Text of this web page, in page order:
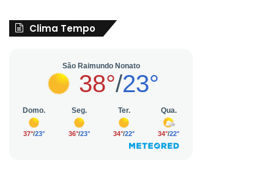
Clima Tempo